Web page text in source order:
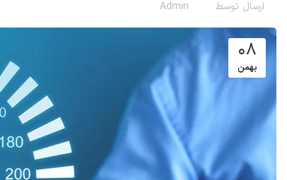
ارسال توسط Admin
08
بهمن